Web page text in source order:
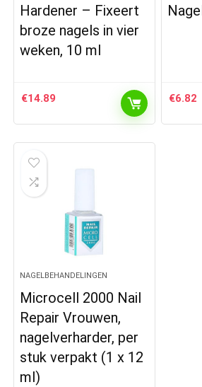
Hardener – Fixeert
broze nagels in vier
weken, 10 ml
€14.89 €6.82
NAGELBEHANDELINGEN
Microcell 2000 Nail
Repair Vrouwen,
nagelverharder, per
stuk verpakt (1 x 12
ml)